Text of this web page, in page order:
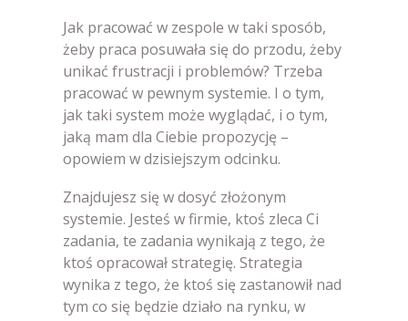
Jak pracować w zespole w taki sposób,
żeby praca posuwała się do przodu, żeby
unikać frustracji i problemów? Trzeba
pracować w pewnym systemie. I o tym,
jak taki system może wyglądać, i o tym,
jaką mam dla Ciebie propozycję –
opowiem w dzisiejszym odcinku.
Znajdujesz się w dosyć złożonym
systemie. Jesteś w firmie, ktoś zleca Ci
zadania, te zadania wynikają z tego, że
ktoś opracował strategię. Strategia
wynika z tego, że ktoś się zastanowił nad
tym co się będzie działo na rynku, w